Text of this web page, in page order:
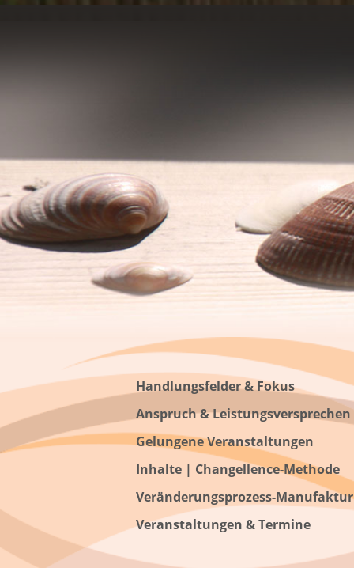
Handlungsfelder & Fokus
Anspruch & Leistungsversprechen
Gelungene Veranstaltungen
Inhalte | Changellence-Methode
Veränderungsprozess-Manufaktur
Veranstaltungen & Termine